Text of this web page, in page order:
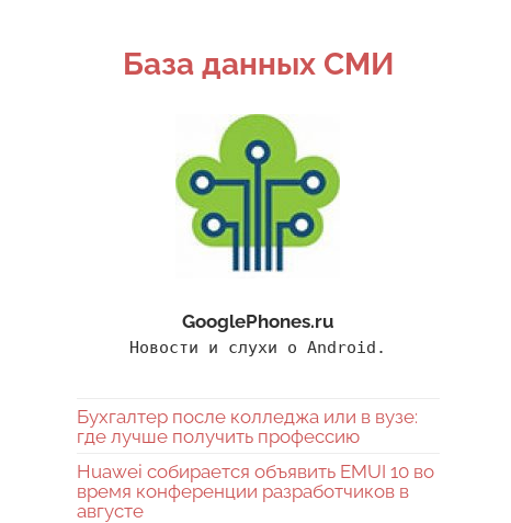
База данных СМИ
GooglePhones.ru
Новости и слухи о Android.
Бухгалтер после колледжа или в вузе:
где лучше получить профессию
Huawei собирается объявить EMUI 10 во
время конференции разработчиков в
августе